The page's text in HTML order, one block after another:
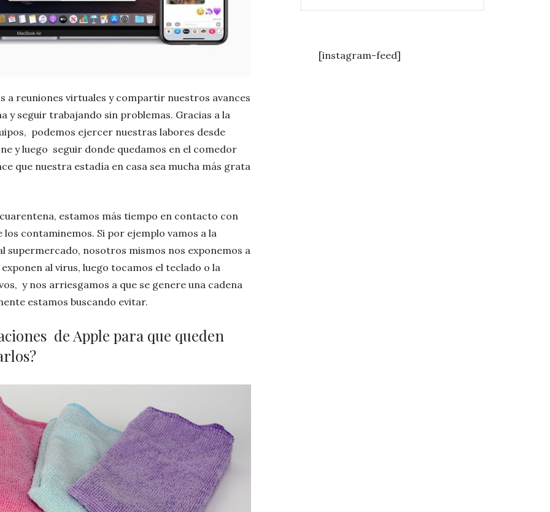
a reuniones virtuales y compartir nuestros avances
y seguir trabajando sin problemas. Gracias a la
podemos ejercer nuestras labores desde
y luego seguir donde quedamos en el comedor
que nuestra estadía en casa sea mucha más grata
estamos más tiempo en contacto con
los contaminemos. Si por ejemplo vamos a la
supermercado, nosotros mismos nos exponemos a
al virus, luego tocamos el teclado o la
y nos arriesgamos a que se genere una cadena
estamos buscando evitar.
de Apple para que queden
[instagram-feed]